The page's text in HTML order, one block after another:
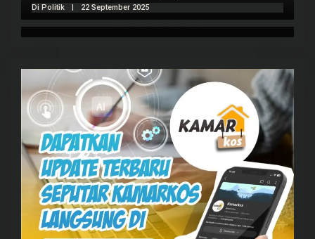
Di Politik 22 September 2025